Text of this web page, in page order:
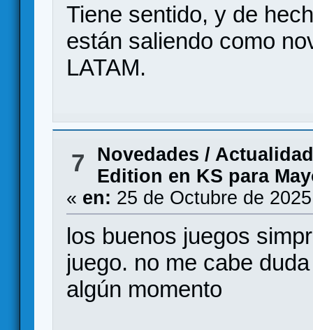
Tiene sentido, y de
están saliendo como
LATAM.
7
Novedades / Actualidad
Edition en KS para
« en: 25 de Octubre de
los buenos juegos
juego. no me cabe
algún momento